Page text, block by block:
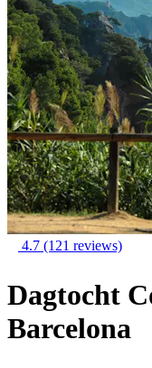
4.7 (121 reviews)
Dagtocht
Barcelona